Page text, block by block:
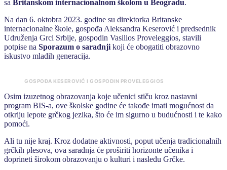
sa Britanskom internacionalnom školom u Beogradu.
Na dan 6. oktobra 2023. godine su direktorka Britanske
internacionalne škole, gospođa Aleksandra Keserović i predsednik
Udruženja Grci Srbije, gospodin Vasilios Proveleggios, stavili
potpise na Sporazum o saradnji koji će obogatiti obrazovno
iskustvo mladih generacija.
GOSPOĐA KESEROVIĆ I GOSPODIN PROVELEGGIOS
Osim izuzetnog obrazovanja koje učenici stiču kroz nastavni
program BIS-a, ove školske godine će takođe imati mogućnost da
otkriju lepote grčkog jezika, što će im sigurno u budućnosti i te kako
pomoći.
Ali tu nije kraj. Kroz dodatne aktivnosti, poput učenja tradicionalnih
grčkih plesova, ova saradnja će proširiti horizonte učenika i
doprineti širokom obrazovanju o kulturi i nasleđu Grčke.